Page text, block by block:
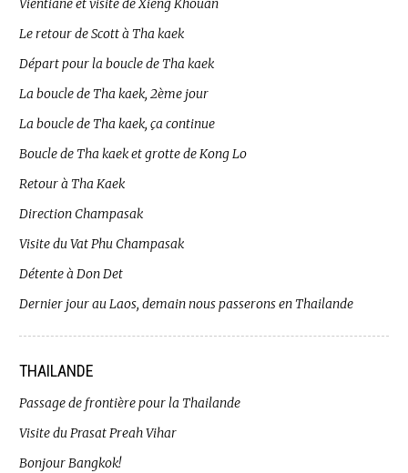
Vientiane et visite de Xieng Khouan
Le retour de Scott à Tha kaek
Départ pour la boucle de Tha kaek
La boucle de Tha kaek, 2ème jour
La boucle de Tha kaek, ça continue
Boucle de Tha kaek et grotte de Kong Lo
Retour à Tha Kaek
Direction Champasak
Visite du Vat Phu Champasak
Détente à Don Det
Dernier jour au Laos, demain nous passerons en Thailande
THAILANDE
Passage de frontière pour la Thailande
Visite du Prasat Preah Vihar
Bonjour Bangkok!